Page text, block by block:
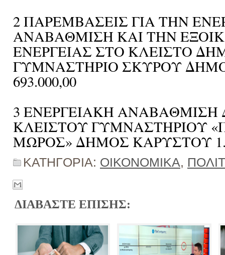
2 ΠΑΡΕΜΒΑΣΕΙΣ ΓΙΑ ΤΗΝ
ΑΝΑΒΑΘΜΙΣΗ ΚΑΙ ΤΗΝ
ΕΝΕΡΓΕΙΑΣ ΣΤΟ ΚΛΕΙΣΤΟ
ΓΥΜΝΑΣΤΗΡΙΟ ΣΚΥΡΟΥ
693.000,00
3 ΕΝΕΡΓΕΙΑΚΗ
ΚΛΕΙΣΤΟΥ ΓΥΜΝΑΣΤΗΡΙΟΥ
ΜΩΡΟΣ» ΔΗΜΟΣ ΚΑΡΥΣΤΟΥ
ΚΑΤΗΓΟΡΙΑ: ΟΙΚΟΝΟΜΙΚΑ,
ΔΙΑΒΑΣΤΕ ΕΠΙΣΗΣ: